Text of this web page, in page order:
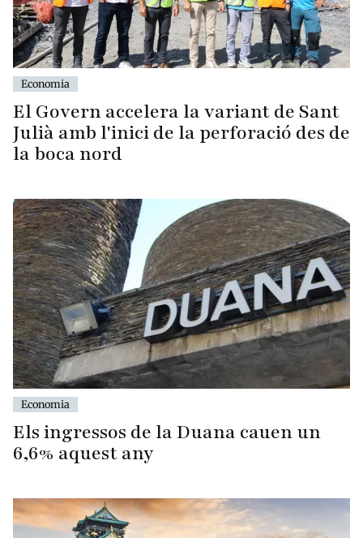
Economia
El Govern accelera la variant de Sant
Julià amb l'inici de la perforació des de
la boca nord
Economia
Els ingressos de la Duana cauen un
6,6% aquest any